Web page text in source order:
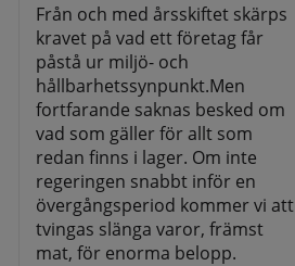
Från och med årsskiftet skärps
kravet på vad ett företag får
påstå ur miljö- och
hållbarhetssynpunkt.Men
fortfarande saknas besked om
vad som gäller för allt som
redan finns i lager. Om inte
regeringen snabbt inför en
övergångsperiod kommer vi att
tvingas slänga varor, främst
mat, för enorma belopp.